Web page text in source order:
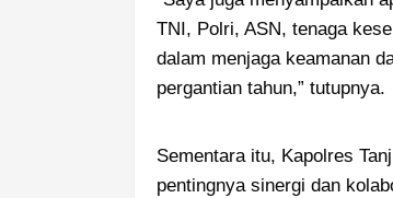
TNI, Polri, ASN, tenaga
dalam menjaga keamanan
pergantian tahun,” tutupnya.
Sementara itu, Kapolres
pentingnya sinergi dan